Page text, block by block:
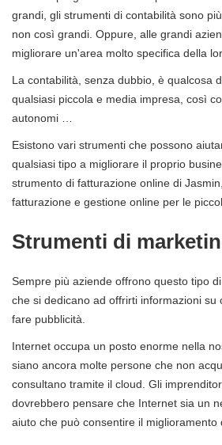
grandi, gli strumenti di contabilità sono
non così grandi. Oppure, alle grandi
migliorare un'area molto specifica della
La contabilità, senza dubbio, è qualcosa
qualsiasi piccola e media impresa, così
autonomi …
Esistono vari strumenti che possono
qualsiasi tipo a migliorare il proprio
strumento di fatturazione online di
fatturazione e gestione online per le
Strumenti di
Sempre più aziende offrono questo tipo
che si dedicano ad offrirti informazioni su
fare pubblicità.
Internet occupa un posto enorme nella
siano ancora molte persone che non
consultano tramite il cloud. Gli
dovrebbero pensare che Internet sia un
aiuto che può consentire il miglioramento